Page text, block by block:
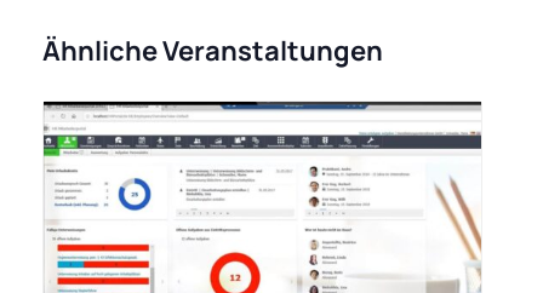
Ähnliche Veranstaltungen